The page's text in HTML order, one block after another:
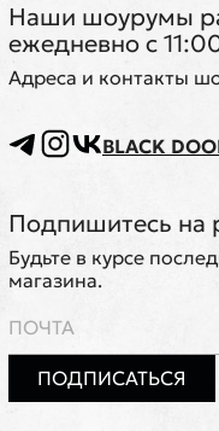
Наши шоурумы
ежедневно с
Адреса и контакты
BLACK
Подпишитесь на
Будьте в курсе
магазина.
ПОДПИСАТЬСЯ